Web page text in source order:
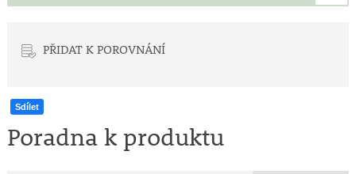
PŘIDAT K POROVNÁNÍ
Sdílet
Poradna k produktu